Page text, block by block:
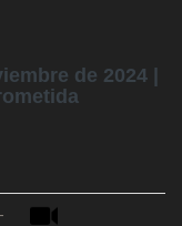
de 2024 |